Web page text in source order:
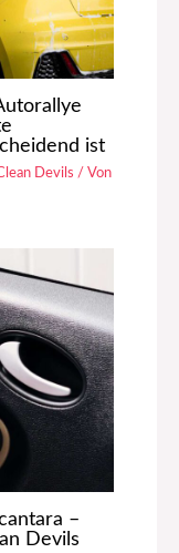
ist
Devils / Von
–
Devils